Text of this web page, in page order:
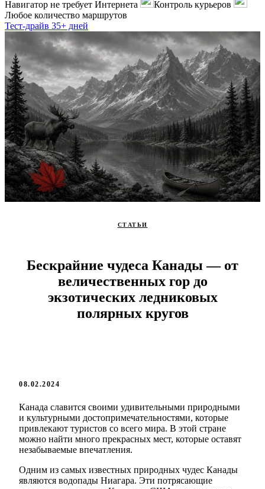
Навигатор не требует Интернета
Контроль курьеров
Любое количество маршрутов
Тест-драйв 35+ дней
СТАТЬИ
Бескрайние чудеса Канады — от
величественных гор до
экзотических ледниковых
полярных кругов
08.02.2024
Канада славится своими удивительными природными
и культурными достопримечательностями, которые
привлекают туристов со всего мира. В этой стране
можно найти много прекрасных мест, которые оставят
незабываемые впечатления.
Одним из самых известных природных чудес Канады
являются водопады Ниагара. Эти потрясающие